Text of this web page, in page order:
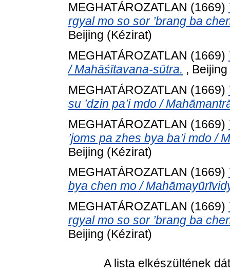
MEGHATÁROZATLAN (1669)
rgyal mo so sor ’brang ba
Beijing (Kézirat)
MEGHATÁROZATLAN (1669)
/ Mahāśītavana-sūtra. ,
MEGHATÁROZATLAN (1669)
su ’dzin pa’i mdo /
MEGHATÁROZATLAN (1669)
’joms pa zhes bya ba’i mdo /
Beijing (Kézirat)
MEGHATÁROZATLAN (1669)
bya chen mo /
MEGHATÁROZATLAN (1669)
rgyal mo so sor ’brang ba
Beijing (Kézirat)
A lista elkészültének